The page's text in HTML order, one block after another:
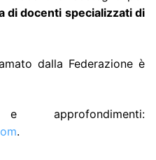
di docenti specializzati di
dalla Federazione è
approfondimenti:
.